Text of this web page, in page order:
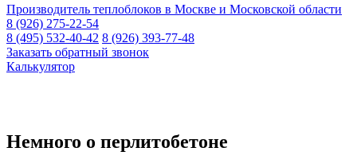
Производитель теплоблоков в Москве и Московской области
8 (926) 275-22-54
8 (495) 532-40-42 8 (926) 393-77-48
Заказать обратный звонок
Калькулятор
Немного о перлитобетоне